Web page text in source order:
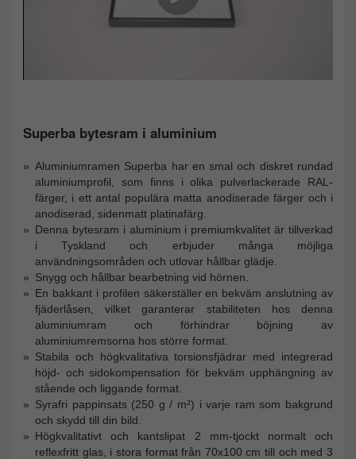
Superba bytesram i aluminium
Aluminiumramen Superba har en smal och diskret rundad
aluminiumprofil, som finns i olika pulverlackerade RAL-
färger, i ett antal populära matta anodiserade färger och i
anodiserad, sidenmatt platinafärg.
Denna bytesram i aluminium i premiumkvalitet är tillverkad
i Tyskland och erbjuder många möjliga
användningsområden och utlovar hållbar glädje.
Snygg och hållbar bearbetning vid hörnen.
En bakkant i profilen säkerställer en bekväm anslutning av
fjäderlåsen, vilket garanterar stabiliteten hos denna
aluminiumram och förhindrar böjning av
aluminiumremsorna hos större format.
Stabila och högkvalitativa torsionsfjädrar med integrerad
höjd- och sidokompensation för bekväm upphängning av
stående och liggande format.
Syrafri pappinsats (250 g / m²) i varje ram som bakgrund
och skydd till din bild.
Högkvalitativt och kantslipat 2 mm-tjockt normalt och
reflexfritt glas, i stora format från 70x100 cm till och med 3